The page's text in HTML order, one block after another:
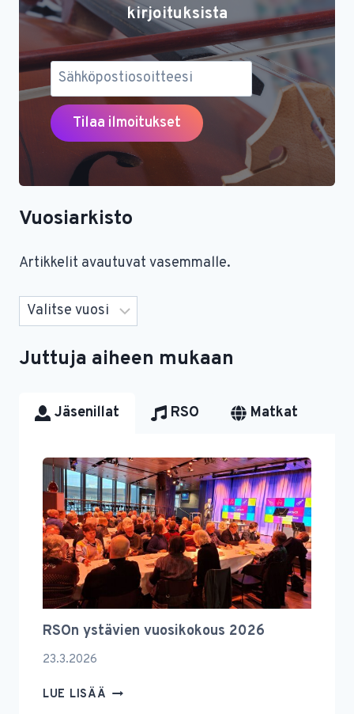
kirjoituksista
Vuosiarkisto
Artikkelit avautuvat vasemmalle.
Arkistot
Juttuja aiheen mukaan
Jäsenillat RSO Matkat
RSOn ystävien vuosikokous 2026
23.3.2026
LUE LISÄÄ RSON